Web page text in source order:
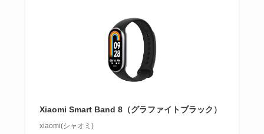
Xiaomi Smart Band 8（グラファイトブラック）
xiaomi(シャオミ)